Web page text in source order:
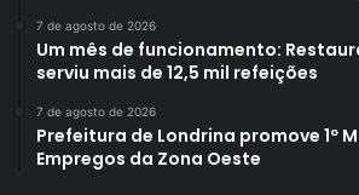
eventos. Isso ajuda a aumentar a
shoppings, a movimentação nos hotéis,
restaurantes, fomentando o turismo de
7 de agosto de 2026
Um mês de funcionamento:
serviu mais de 12,5 mil refeições
7 de agosto de 2026
Prefeitura de Londrina promove 1º
Empregos da Zona Oeste